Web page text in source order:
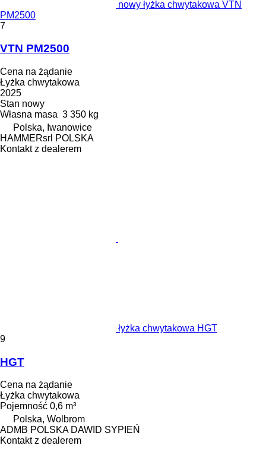
nowy łyżka chwytakowa VTN
PM2500
7
VTN PM2500
Cena na żądanie
Łyżka chwytakowa
2025
Stan nowy
Własna masa 3 350 kg
Polska, Iwanowice
HAMMERsrl POLSKA
Kontakt z dealerem
łyżka chwytakowa HGT
9
HGT
Cena na żądanie
Łyżka chwytakowa
Pojemność 0,6 m³
Polska, Wolbrom
ADMB POLSKA DAWID SYPIEŃ
Kontakt z dealerem